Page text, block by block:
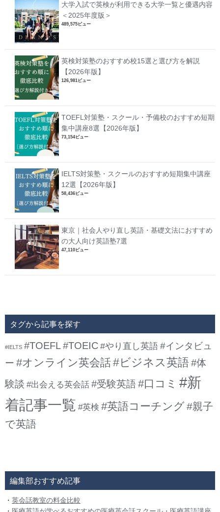
大学入試で英検が利用できる大学一覧と優遇内容
＜2025年度版＞
489,575ビュー
英検対策塾のおすすめ校15選と選び方を解説
【2026年版】
126,981ビュー
TOEFL対策塾・スクール・予備校のおすすめ短期
集中講座8選【2026年版】
73,154ビュー
IELTS対策塾・スクールのおすすめ短期集中講座
12選【2026年版】
58,436ビュー
東京｜社会人やり直し英語・基礎文法におすすめ
の大人向け英語塾7選
47,110ビュー
タグから記事を探す
#IELTS #TOEFL#TOEIC #やり直し英語 #インタビュ
ー #オンライン英会話 #ビジネス英語#体
験談 #出会える英会話 #受験英語#口コミ #新
着記事一覧 #英検 #英語コーチング#親子
で英語
編集部おすすめ記事
・ 英会話教室の料金比較